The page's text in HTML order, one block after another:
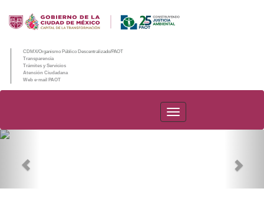
CDMX/Organismo Público Descentralizado/PAOT
Transparencia
Trámites y Servicios
Atención Ciudadana
Web e-mail PAOT
PAOT